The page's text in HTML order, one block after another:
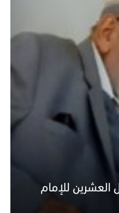
العشرين للإمام